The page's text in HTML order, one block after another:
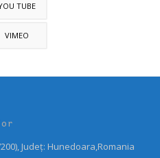
TUBE
VIMEO
Județ: Hunedoara,Romania